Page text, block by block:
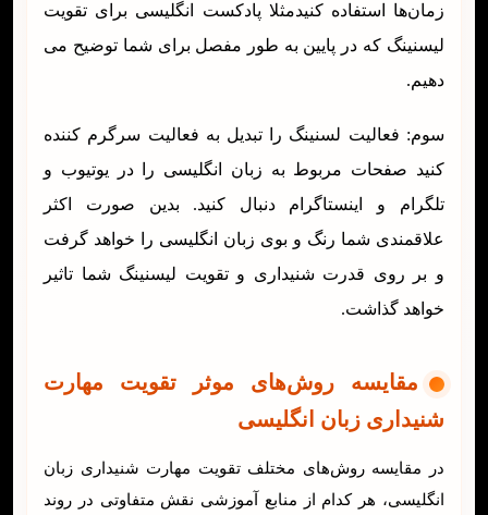
زمان‌ها استفاده کنیدمثلا پادکست انگلیسی برای تقویت
لیسنینگ که در پایین به طور مفصل برای شما توضیح می
دهیم.
سوم: فعالیت لسنینگ را تبدیل به فعالیت سرگرم کننده
کنید صفحات مربوط به زبان انگلیسی را در یوتیوب و
تلگرام و اینستاگرام دنبال کنید. بدین صورت اکثر
علاقمندی شما رنگ و بوی زبان انگلیسی را خواهد گرفت
و بر روی قدرت شنیداری و تقویت لیسنینگ شما تاثیر
خواهد گذاشت.
مقایسه روش‌های موثر تقویت مهارت
شنیداری زبان انگلیسی
در مقایسه روش‌های مختلف تقویت مهارت شنیداری زبان
انگلیسی، هر کدام از منابع آموزشی نقش متفاوتی در روند